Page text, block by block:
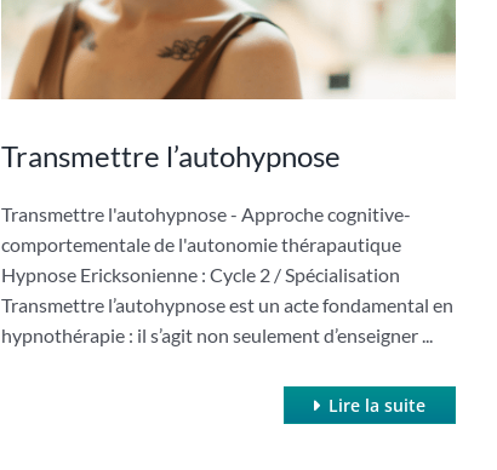
Transmettre l’autohypnose
Transmettre l'autohypnose - Approche cognitive-
comportementale de l'autonomie thérapautique
Hypnose Ericksonienne : Cycle 2 / Spécialisation
Transmettre l’autohypnose est un acte fondamental en
hypnothérapie : il s’agit non seulement d’enseigner ...
Lire la suite